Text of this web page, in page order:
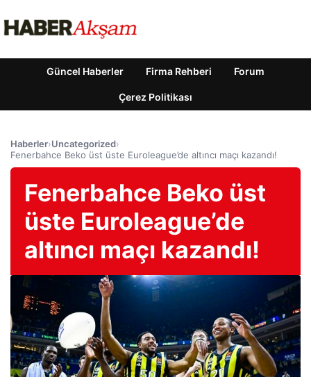
Güncel Haberler Firma Rehberi Forum
Çerez Politikası
Haberler›Uncategorized›
Fenerbahce Beko üst üste Euroleague’de altıncı maçı kazandı!
Fenerbahce Beko üst
üste Euroleague’de
altıncı maçı kazandı!